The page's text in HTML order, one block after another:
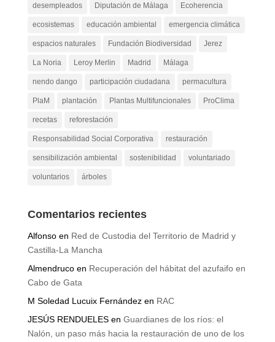
desempleados Diputación de Málaga Ecoherencia
ecosistemas educación ambiental emergencia climática
espacios naturales Fundación Biodiversidad Jerez
La Noria Leroy Merlin Madrid Málaga
nendo dango participación ciudadana permacultura
PlaM plantación Plantas Multifuncionales ProClima
recetas reforestación
Responsabilidad Social Corporativa restauración
sensibilización ambiental sostenibilidad voluntariado
voluntarios árboles
Comentarios recientes
Alfonsoen Red de Custodia del Territorio de Madrid y
Castilla-La Mancha
Almendrucoen Recuperación del hábitat del azufaifo en
Cabo de Gata
M Soledad Lucuix Fernándezen RAC
JESÚS RENDUELESen Guardianes de los ríos: el
Nalón, un paso más hacia la restauración de uno de los